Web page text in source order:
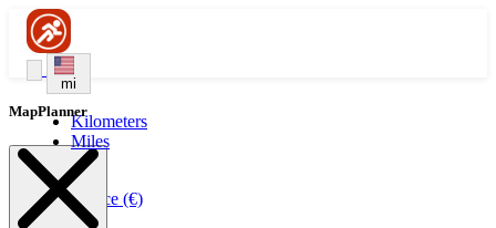
mi
Kilometers
Miles
France (€)
MapPlanner